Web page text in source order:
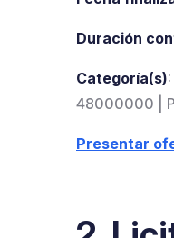
Duración
Categoría(s)
48000000 |
Presentar